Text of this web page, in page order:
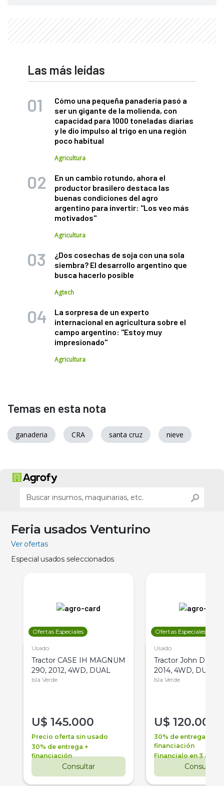
Las más leídas
Cómo una pequeña panadería pasó a
ser un gigante de la molienda, con
capacidad para 1000 toneladas diarias
y le dio impulso al trigo en una región
poco habitual
Agricultura
En un cambio rotundo, ahora el
productor brasilero destaca las
buenas condiciones del agro
argentino para invertir: "Los veo más
motivados"
Agricultura
¿Dos cosechas de soja con una sola
siembra? El desarrollo argentino que
busca hacerlo posible
Agtech
La sorpresa de un experto
internacional en agricultura sobre el
campo argentino: "Estoy muy
impresionado"
Agricultura
Temas en esta nota
ganaderia CRA santa cruz nieve
Feria usados Venturino
Ver ofertas
Especial usados seleccionados
Ofertas Especiales
Usado
Tractor CASE IH MAGNUM
290, 2012, 4WD, DUAL
Isla Verde
U$ 145.000
Precio oferta sin usado
30% de entrega +
financiación
Consultar
Ofertas Especiales
Usado
Tractor John Deere
2014, 4WD, DUAL
Isla Verde
U$ 120.000
30% de entrega +
financiación
Financialo en 3 años
Consultar